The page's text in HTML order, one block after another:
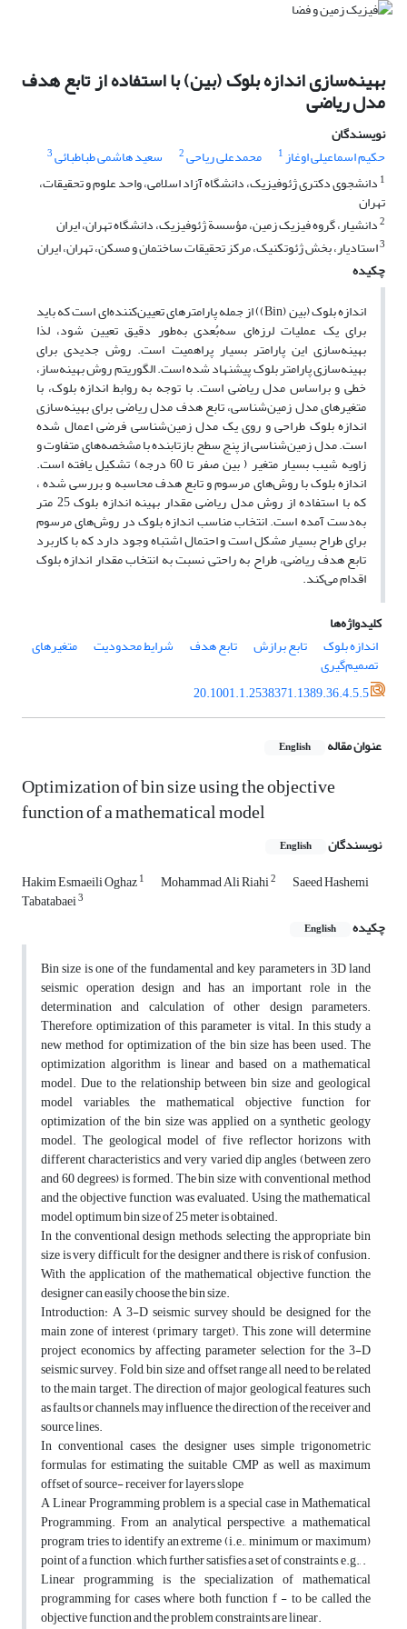
بهینه‌سازی اندازه بلوک (بین) با استفاده از تابع هدف
مدل ریاضی
نویسندگان
حکیم اسماعیلی اوغاز1 محمدعلی ریاحی2 سعید هاشمی طباطبائی3
1 دانشجوی دکتری ژئوفیزیک، دانشگاه آزاد اسلامی، واحد علوم و تحقیقات،
تهران
2دانشیار، گروه فیزیک زمین، مؤسسة ژئوفیزیک، دانشگاه تهران، ایران
3استادیار، بخش ژئوتکنیک، مرکز تحقیقات ساختمان و مسکن، تهران، ایران
چکیده
اندازه بلوک (بین (Bin)) از جمله پارامترهای تعیین‌کننده‌ای است که باید
برای یک عملیات لرزه‌ای سه‌بُعدی به‌طور دقیق تعیین شود، لذا
بهینه‌سازی این پارامتر بسیار پراهمیت است. روش جدیدی برای
بهینه‌سازی پارامتر بلوک پیشنهاد شده است. الگوریتم روش بهینه‌ساز،
خطی و براساس مدل ریاضی است. با توجه به روابط اندازه بلوک، با
متغیرهای مدل زمین‌شناسی، تابع هدف مدل ریاضی برای بهینه‌سازی
اندازه بلوک طراحی و روی یک مدل زمین‌شناسی فرضی اعمال شده
است. مدل زمین‌شناسی از پنج سطح بازتابنده با مشخصه‌های متفاوت و
زاویه شیب بسیار متغیر ( بین صفر تا 60 درجه) تشکیل یافته است.
اندازه بلوک با روش‌های مرسوم و تابع هدف محاسبه و بررسی شده ،
که با استفاده از روش مدل ریاضی مقدار بهینه اندازه بلوک 25 متر
به‌دست آمده است. انتخاب مناسب اندازه بلوک در روش‌های مرسوم
برای طراح بسیار مشکل است و احتمال اشتباه وجود دارد که با کاربرد
تابع هدف ریاضی، طراح به راحتی نسبت به انتخاب مقدار اندازه بلوک
اقدام می‌کند.
کلیدواژه‌ها
اندازه بلوک
تابع برازش تابع هدف شرایط محدودیت متغیرهای
تصمیم‌گیری
20.1001.1.2538371.1389.36.4.5.5
عنوان مقاله English
Optimization of bin size using the objective
function of a mathematical model
نویسندگان English
Hakim Esmaeili Oghaz1 Mohammad Ali Riahi2 Saeed Hashemi
Tabatabaei3
چکیده English
Bin size is one of the fundamental and key parameters in 3D land
seismic operation design and has an important role in the
determination and calculation of other design parameters.
Therefore, optimization of this parameter is vital. In this study a
new method for optimization of the bin size has been used. The
optimization algorithm is linear and based on a mathematical
model. Due to the relationship between bin size and geological
model variables, the mathematical objective function for
optimization of the bin size was applied on a synthetic geology
model. The geological model of five reflector horizons with
different characteristics and very varied dip angles (between zero
and 60 degrees) is formed. The bin size with conventional method
and the objective function was evaluated. Using the mathematical
model, optimum bin size of 25 meter is obtained.
In the conventional design methods, selecting the appropriate bin
size is very difficult for the designer and there is risk of confusion.
With the application of the mathematical objective function, the
designer can easily choose the bin size.
Introduction: A 3-D seismic survey should be designed for the
main zone of interest (primary target). This zone will determine
project economics by affecting parameter selection for the 3-D
seismic survey. Fold, bin size, and offset range all need to be related
to the main target. The direction of major geological features, such
as faults or channels, may influence the direction of the receiver and
source lines.
In conventional cases, the designer uses simple trigonometric
formulas for estimating the suitable CMP as well as maximum
offset of source- receiver for layers slope
A Linear Programming problem is a special case in Mathematical
Programming. From an analytical perspective, a mathematical
program tries to identify an extreme (i.e., minimum or maximum)
point of a function , which further satisfies a set of constraints, e.g., .
Linear programming is the specialization of mathematical
programming for cases where both function f - to be called the
objective function and the problem constraints are linear.